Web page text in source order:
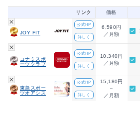
リンク 価格
JOY FIT
公式HP
詳しく
6,590円
／月額
コナミスポ
ーツクラブ
公式HP
詳しく
10,340円
／月額
東急スポー
ツオアシス
公式HP
詳しく
15,180円
～
／月額